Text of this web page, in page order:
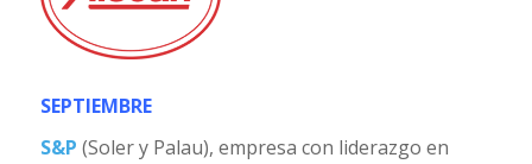
SEPTIEMBRE
S&P (Soler y Palau), empresa con liderazgo en